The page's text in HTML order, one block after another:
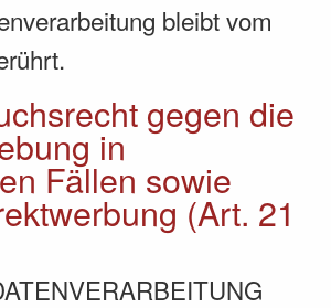
bleibt vom
gegen die
in
Fällen sowie
(Art. 21